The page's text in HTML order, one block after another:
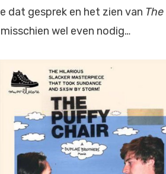
dat gesprek en het zien van The
wel even nodig…